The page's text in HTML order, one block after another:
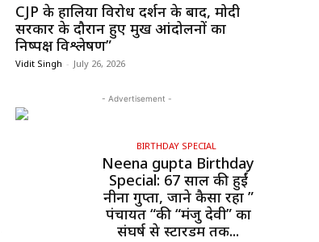
CJP के हालिया विरोध प्रदर्शन के बाद, मोदी
सरकार के दौरान हुए प्रमुख आंदोलनों का
निष्पक्ष विश्लेषण”
Vidit Singh - July 26, 2026
- Advertisement -
BIRTHDAY SPECIAL
Neena gupta Birthday
Special: 67 साल की हुईं
नीना गुप्ता, जाने कैसा रहा ”
पंचायत “की “मंजु देवी” का
संघर्ष से स्टारडम तक...